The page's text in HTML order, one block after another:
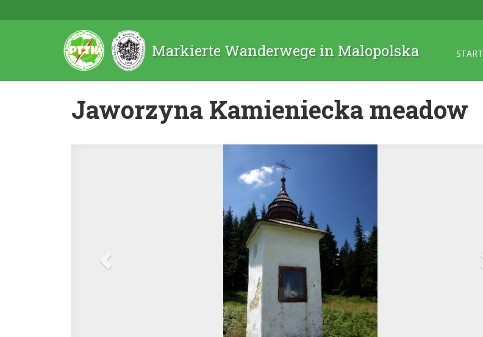
Markierte Wanderwege in Malopolska START
Jaworzyna Kamieniecka meadow